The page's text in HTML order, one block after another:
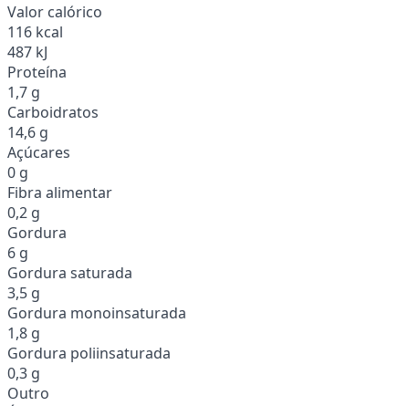
Valor calórico
116 kcal
487 kJ
Proteína
1,7 g
Carboidratos
14,6 g
Açúcares
0 g
Fibra alimentar
0,2 g
Gordura
6 g
Gordura saturada
3,5 g
Gordura monoinsaturada
1,8 g
Gordura poliinsaturada
0,3 g
Outro